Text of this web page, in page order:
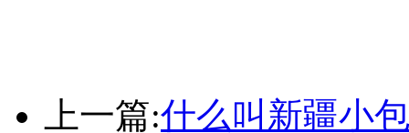
上一篇:什么叫新疆小